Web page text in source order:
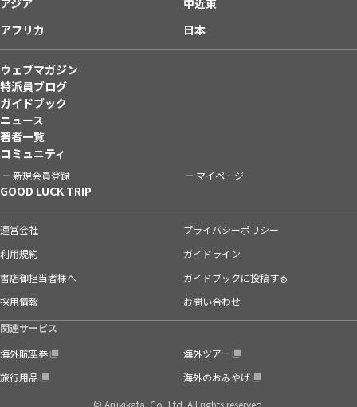
アフリカ
日本
ウェブマガジン
特派員ブログ
ガイドブック
ニュース
著者一覧
コミュニティ
新規会員登録 マイページ
GOOD LUCK TRIP
運営会社
プライバシーポリシー
利用規約
ガイドライン
書店御担当者様へ
ガイドブックに投稿する
採用情報
お問い合わせ
関連サービス
海外航空券
海外ツアー
旅行用品
海外のおみやげ
© Arukikata. Co.,Ltd. All rights reserved.